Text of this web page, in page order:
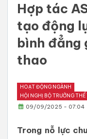
Hợp tác
tạo động
bình
thao
HOẠT ĐỘNG NGÀNH
HỘI NGHỊ BỘ TRƯỞNG
09/09/2025 - 07:04
Trong nỗ lực